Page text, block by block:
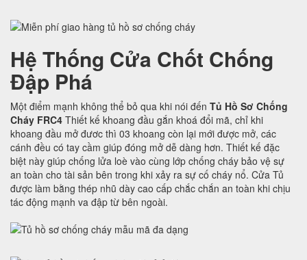
Hệ Thống Cửa Chốt Chống
Đập Phá
Một điểm mạnh không thể bỏ qua khi nói đến Tủ Hồ Sơ Chống
Cháy FRC4 Thiết kế khoang đầu gắn khoá đổi mã, chỉ khi
khoang đầu mở đươc thì 03 khoang còn lại mới được mở, các
cánh đều có tay cầm giúp đóng mở dễ dàng hơn. Thiết kế đặc
biệt này giúp chống lửa loè vào cùng lớp chống cháy bảo vệ sự
an toàn cho tài sản bên trong khi xảy ra sự cố cháy nổ. Cửa Tủ
được làm bằng thép nhũ dày cao cấp chắc chắn an toàn khi chịu
tác động mạnh va đập từ bên ngoài.